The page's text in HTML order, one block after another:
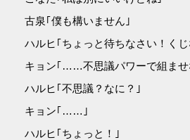
古泉｢僕も構いません｣
ハルヒ｢ちょっと待ちなさい！く
キョン｢……不思議パワーで組ませ
ハルヒ｢不思議？なに？｣
キョン｢……｣
ハルヒ｢ちょっと！｣